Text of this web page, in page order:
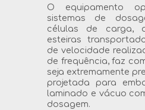
O equipamento
sistemas de
células de carga,
esteiras
de velocidade
de frequência, faz
seja extremamente
projetada para
laminado e vácuo
dosagem.